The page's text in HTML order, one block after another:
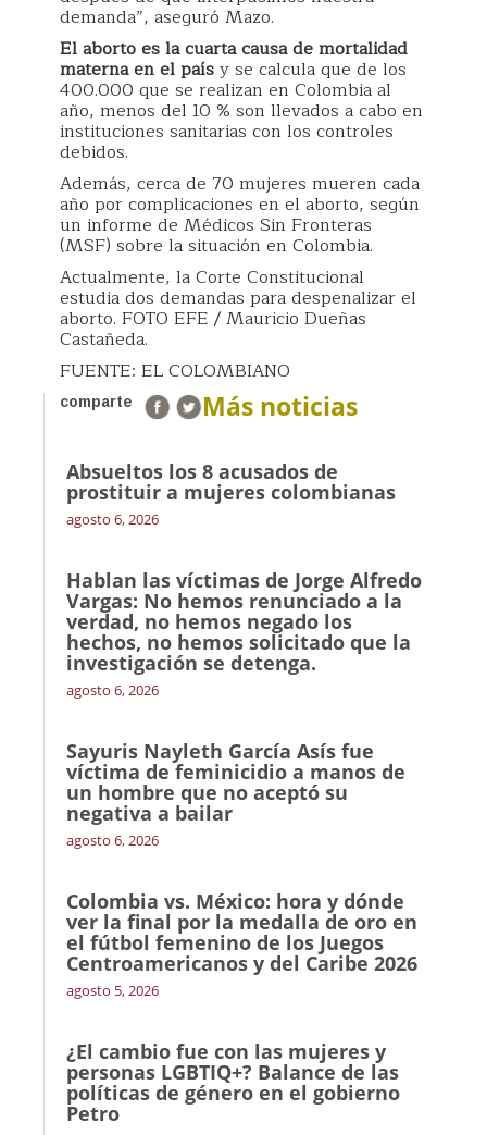
demanda”, aseguró Mazo.
El aborto es la cuarta causa de mortalidad
materna en el paísy se calcula que de los
400.000 que se realizan en Colombia al
año, menos del 10 % son llevados a cabo en
instituciones sanitarias con los controles
debidos.
Además, cerca de 70 mujeres mueren cada
año por complicaciones en el aborto, según
un informe de Médicos Sin Fronteras
(MSF) sobre la situación en Colombia.
Actualmente, la Corte Constitucional
estudia dos demandas para despenalizar el
aborto. FOTO EFE / Mauricio Dueñas
Castañeda.
FUENTE: EL COLOMBIANO
comparte Más noticias
Absueltos los 8 acusados de
prostituir a mujeres colombianas
agosto 6, 2026
Hablan las víctimas de Jorge Alfredo
Vargas: No hemos renunciado a la
verdad, no hemos negado los
hechos, no hemos solicitado que la
investigación se detenga.
agosto 6, 2026
Sayuris Nayleth García Asís fue
víctima de feminicidio a manos de
un hombre que no aceptó su
negativa a bailar
agosto 6, 2026
Colombia vs. México: hora y dónde
ver la final por la medalla de oro en
el fútbol femenino de los Juegos
Centroamericanos y del Caribe 2026
agosto 5, 2026
¿El cambio fue con las mujeres y
personas LGBTIQ+? Balance de las
políticas de género en el gobierno
Petro